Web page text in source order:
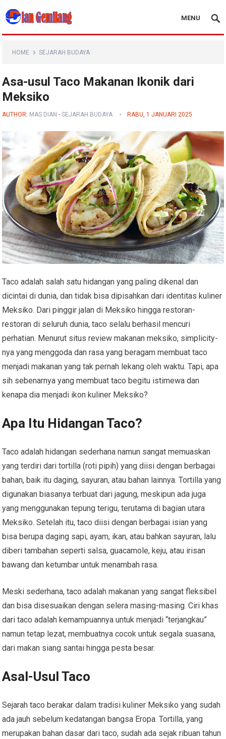
Blog Dian Gemilang
MENU
HOME SEJARAH BUDAYA
Asa-usul Taco Makanan Ikonik dari
Meksiko
AUTHOR: MAS DIAN -SEJARAH BUDAYA RABU, 1 JANUARI 2025
Taco adalah salah satu hidangan yang paling dikenal dan
dicintai di dunia, dan tidak bisa dipisahkan dari identitas kuliner
Meksiko. Dari pinggir jalan di Meksiko hingga restoran-
restoran di seluruh dunia, taco selalu berhasil mencuri
perhatian. Menurut situs review makanan meksiko, simplicity-
nya yang menggoda dan rasa yang beragam membuat taco
menjadi makanan yang tak pernah lekang oleh waktu. Tapi, apa
sih sebenarnya yang membuat taco begitu istimewa dan
kenapa dia menjadi ikon kuliner Meksiko?
Apa Itu Hidangan Taco?
Taco adalah hidangan sederhana namun sangat memuaskan
yang terdiri dari tortilla (roti pipih) yang diisi dengan berbagai
bahan, baik itu daging, sayuran, atau bahan lainnya. Tortilla yang
digunakan biasanya terbuat dari jagung, meskipun ada juga
yang menggunakan tepung terigu, terutama di bagian utara
Meksiko. Setelah itu, taco diisi dengan berbagai isian yang
bisa berupa daging sapi, ayam, ikan, atau bahkan sayuran, lalu
diberi tambahan seperti salsa, guacamole, keju, atau irisan
bawang dan ketumbar untuk menambah rasa.
Meski sederhana, taco adalah makanan yang sangat fleksibel
dan bisa disesuaikan dengan selera masing-masing. Ciri khas
dari taco adalah kemampuannya untuk menjadi “terjangkau”
namun tetap lezat, membuatnya cocok untuk segala suasana,
dari makan siang santai hingga pesta besar.
Asal-Usul Taco
Sejarah taco berakar dalam tradisi kuliner Meksiko yang sudah
ada jauh sebelum kedatangan bangsa Eropa. Tortilla, yang
merupakan bahan dasar dari taco, sudah ada sejak ribuan tahun